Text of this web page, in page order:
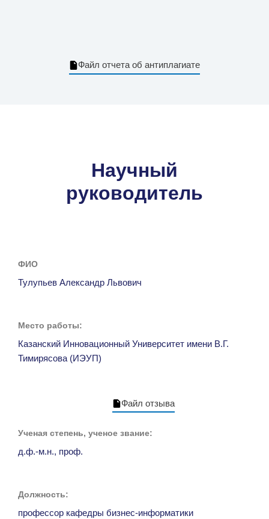
Файл отчета об антиплагиате
Научный
руководитель
ФИО
Тулупьев Александр Львович
Место работы:
Казанский Инновационный Университет имени В.Г.
Тимирясова (ИЭУП)
Файл отзыва
Ученая степень, ученое звание:
д.ф.-м.н., проф.
Должность:
профессор кафедры бизнес-информатики